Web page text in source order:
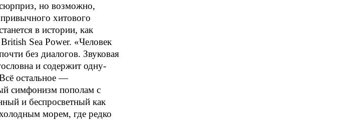
сюрприз, но возможно,
хитового
в истории, как
Sea Power. «Человек
без диалогов. Звуковая
и содержит одну-
остальное —
симфонизм пополам с
и беспросветный как
морем, где редко